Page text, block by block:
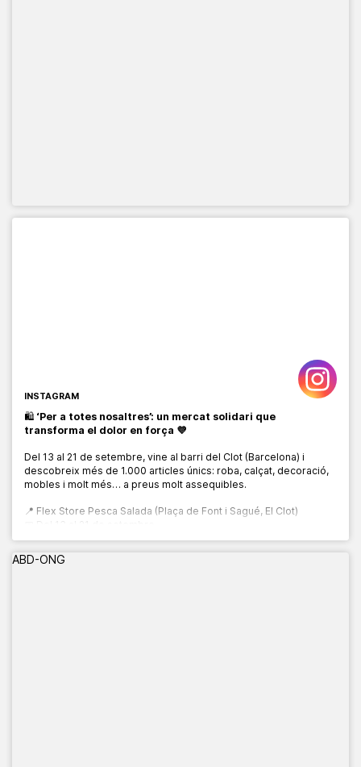
INSTAGRAM
🛍️ ‘Per a totes nosaltres’: un mercat solidari que
transforma el dolor en força 💜
Del 13 al 21 de setembre, vine al barri del Clot (Barcelona) i
descobreix més de 1.000 articles únics: roba, calçat, decoració,
mobles i molt més… a preus molt assequibles.
📍 Flex Store Pesca Salada (Plaça de Font i Sagué, El Clot)
🕙 De 10:00 a 20:00 h
ABD-ONG